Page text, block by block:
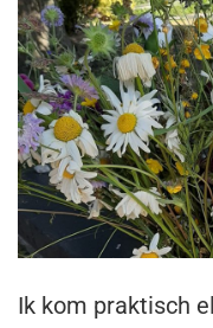
Ik kom praktisch